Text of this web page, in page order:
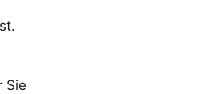
Sie